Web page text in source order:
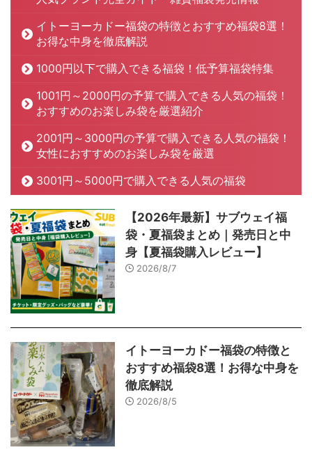
イトーヨーカドー福袋の特徴とおすすめ福袋8選！
お得な中身を徹底解説
1000円以下で購入できる福袋！低予算福袋特集
1001円～2000円の予算で購入できる人気の福袋！
おすすめのお楽しみ袋を厳選紹介
2001円～3000円の予算で購入できる人気の福袋！
女性におすすめのお楽しみ袋を厳選
3001円～5000円で購入できる人気の福袋
【2026年最新】サブウェイ福
袋・夏福袋まとめ｜発売日と中
身【夏福袋購入レビュー】
2026/8/7
イトーヨーカドー福袋の特徴と
おすすめ福袋8選！お得な中身を
徹底解説
2026/8/5